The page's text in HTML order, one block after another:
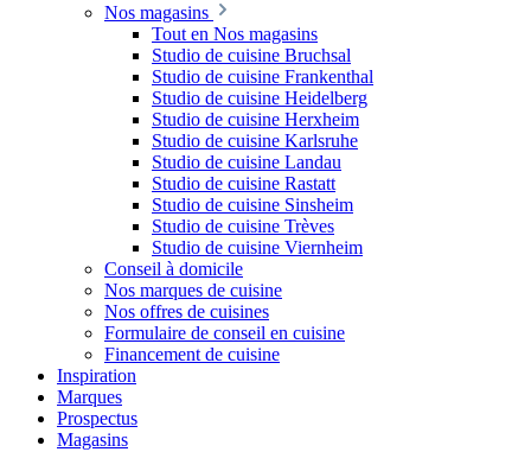
Nos magasins
Tout en Nos magasins
Studio de cuisine Bruchsal
Studio de cuisine Frankenthal
Studio de cuisine Heidelberg
Studio de cuisine Herxheim
Studio de cuisine Karlsruhe
Studio de cuisine Landau
Studio de cuisine Rastatt
Studio de cuisine Sinsheim
Studio de cuisine Trèves
Studio de cuisine Viernheim
Conseil à domicile
Nos marques de cuisine
Nos offres de cuisines
Formulaire de conseil en cuisine
Financement de cuisine
Inspiration
Marques
Prospectus
Magasins